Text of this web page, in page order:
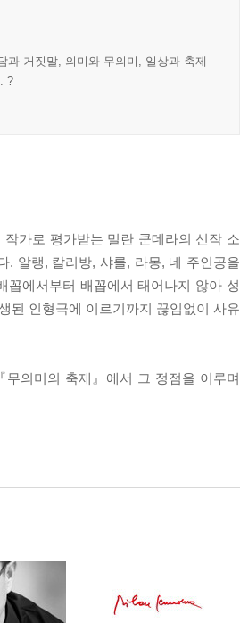
과 거짓말, 의미와 무의미, 일상과 축제
?
가로 평가받는 밀란 쿤데라의 신작 소
. 알랭, 칼리방, 샤를, 라몽, 네 주인공을
에서부터 배꼽에서 태어나지 않아 성
된 인형극에 이르기까지 끊임없이 사유
의미의 축제』에서 그 정점을 이루며